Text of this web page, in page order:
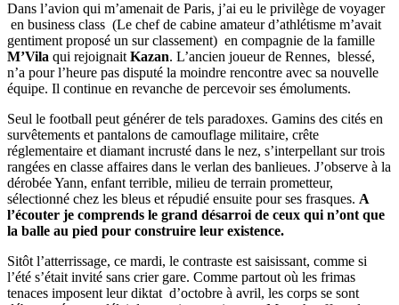
Dans l’avion qui m’amenait de Paris, j’ai eu le privilège de voyager
en business class (Le chef de cabine amateur d’athlétisme m’avait
gentiment proposé un sur classement) en compagnie de la famille
M’Vila qui rejoignait Kazan. L’ancien joueur de Rennes, blessé,
n’a pour l’heure pas disputé la moindre rencontre avec sa nouvelle
équipe. Il continue en revanche de percevoir ses émoluments.
Seul le football peut générer de tels paradoxes. Gamins des cités en
survêtements et pantalons de camouflage militaire, crête
réglementaire et diamant incrusté dans le nez, s’interpellant sur trois
rangées en classe affaires dans le verlan des banlieues. J’observe à la
dérobée Yann, enfant terrible, milieu de terrain prometteur,
sélectionné chez les bleus et répudié ensuite pour ses frasques. A
l’écouter je comprends le grand désarroi de ceux qui n’ont que
la balle au pied pour construire leur existence.
Sitôt l’atterrissage, ce mardi, le contraste est saisissant, comme si
l’été s’était invité sans crier gare. Comme partout où les frimas
tenaces imposent leur diktat d’octobre à avril, les corps se sont